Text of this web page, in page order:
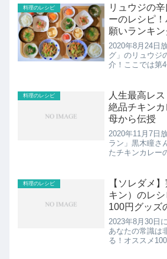
欲ワクワク！ブ
料理のレシピ
リュウジの
ーのレシピ
願いランキン
2020年8月24日
グ」のリュウジ
介！ここでは第
料理のレシピ
人生最高レ
絶品チキン
母から伝授
2020年11月7日
ラン」黒木瞳さ
たチキンカレー
料理のレシピ
【ソレダメ
キン）のレ
100円グッズ
2023年8月30日
あなたの常識は
る！オススメ